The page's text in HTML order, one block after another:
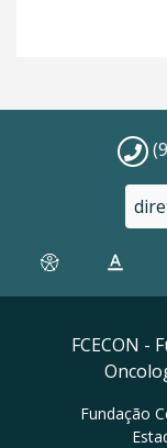
FCECON -
Fundação